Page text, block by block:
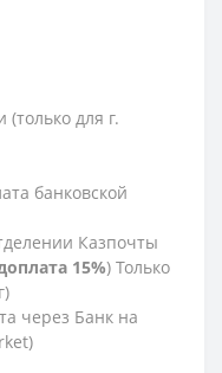
для г.
банковской
Казпочты
15%) Только
через Банк на